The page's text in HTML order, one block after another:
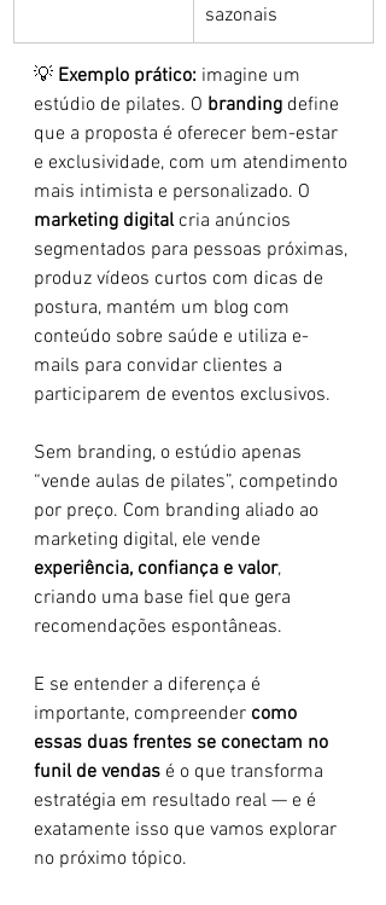
sazonais
💡 Exemplo prático: imagine um
estúdio de pilates. O branding define
que a proposta é oferecer bem-estar
e exclusividade, com um atendimento
mais intimista e personalizado. O
marketing digital cria anúncios
segmentados para pessoas próximas,
produz vídeos curtos com dicas de
postura, mantém um blog com
conteúdo sobre saúde e utiliza e-
mails para convidar clientes a
participarem de eventos exclusivos.
Sem branding, o estúdio apenas
“vende aulas de pilates”, competindo
por preço. Com branding aliado ao
marketing digital, ele vende
experiência, confiança e valor,
criando uma base fiel que gera
recomendações espontâneas.
E se entender a diferença é
importante, compreender como
essas duas frentes se conectam no
funil de vendas é o que transforma
estratégia em resultado real — e é
exatamente isso que vamos explorar
no próximo tópico.